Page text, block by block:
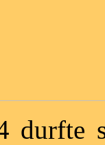
durfte